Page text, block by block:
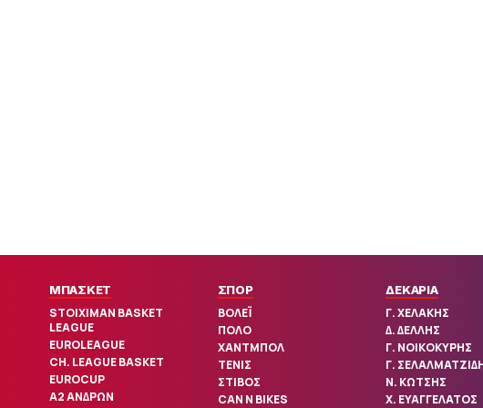
ΜΠΑΣΚΕΤ
STOIXIMAN BASKET
LEAGUE
EUROLEAGUE
CH. LEAGUE BASKET
EUROCUP
Α2 ΑΝΔΡΩΝ
ΣΠΟΡ
ΒΟΛΕΪ
ΠΟΛΟ
ΧΑΝΤΜΠΟΛ
ΤΕΝΙΣ
ΣΤΙΒΟΣ
CAN N BIKES
ΔΕΚΑΡΙΑ
Γ. ΧΕΛΑΚΗΣ
Δ. ΔΕΛΛΗΣ
Γ. ΝΟΙΚΟΚΥΡΗΣ
Γ.
Ν. ΚΩΤΣΗΣ
Χ. ΕΥΑΓΓΕΛΑΤΟΣ